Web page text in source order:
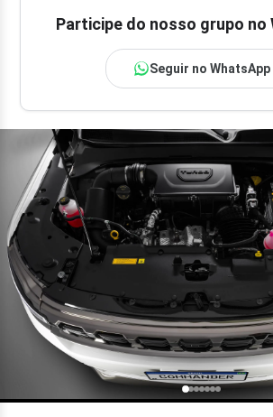
Participe do nosso grupo no
Seguir no WhatsApp